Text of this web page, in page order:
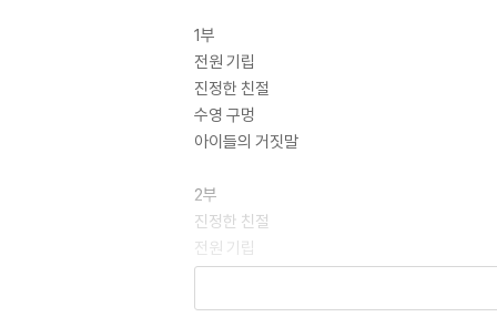
1부
전원 기립
진정한 친절
수영 구멍
아이들의 거짓말
2부
진정한 친절
전원 기립
수영 구멍